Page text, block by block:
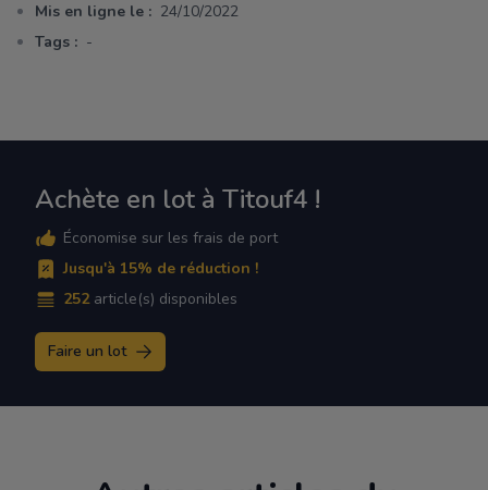
Mis en ligne le : 24/10/2022
Tags : -
Achète en lot à Titouf4 !
Économise sur les frais de port
Jusqu'à 15% de réduction !
252 article(s) disponibles
Faire un lot